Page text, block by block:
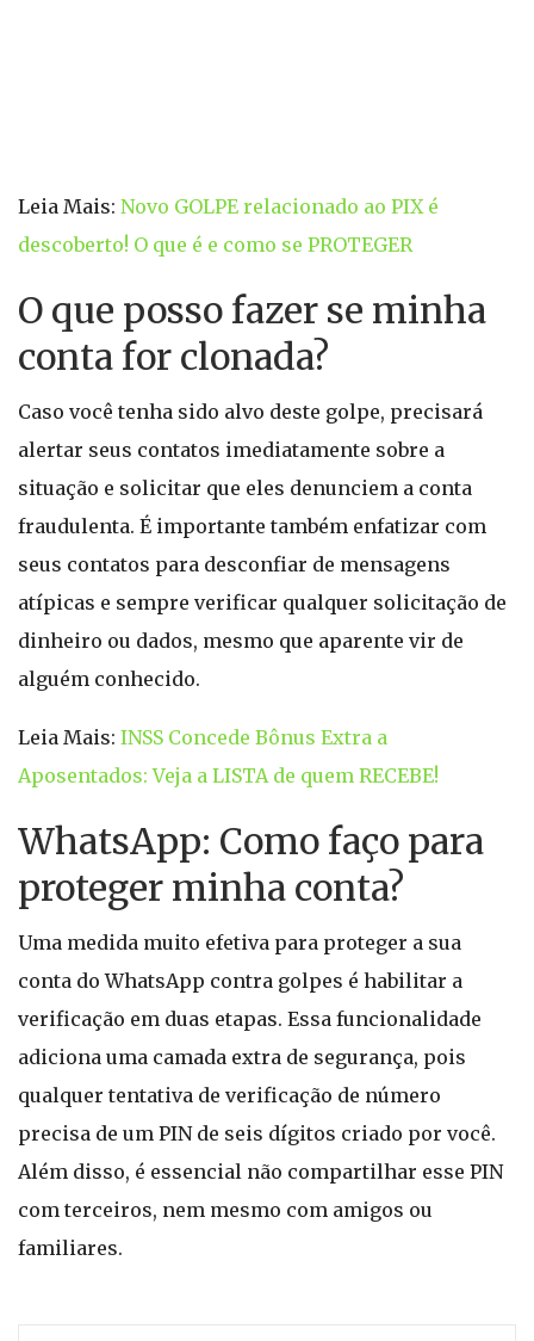
Leia Mais: Novo GOLPE relacionado ao PIX é
descoberto! O que é e como se PROTEGER
O que posso fazer se minha
conta for clonada?
Caso você tenha sido alvo deste golpe, precisará
alertar seus contatos imediatamente sobre a
situação e solicitar que eles denunciem a conta
fraudulenta. É importante também enfatizar com
seus contatos para desconfiar de mensagens
atípicas e sempre verificar qualquer solicitação de
dinheiro ou dados, mesmo que aparente vir de
alguém conhecido.
Leia Mais: INSS Concede Bônus Extra a
Aposentados: Veja a LISTA de quem RECEBE!
WhatsApp: Como faço para
proteger minha conta?
Uma medida muito efetiva para proteger a sua
conta do WhatsApp contra golpes é habilitar a
verificação em duas etapas. Essa funcionalidade
adiciona uma camada extra de segurança, pois
qualquer tentativa de verificação de número
precisa de um PIN de seis dígitos criado por você.
Além disso, é essencial não compartilhar esse PIN
com terceiros, nem mesmo com amigos ou
familiares.